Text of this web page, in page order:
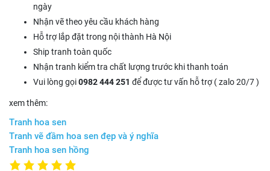
ngày
Nhận vẽ theo yêu cầu khách hàng
Hỗ trợ lắp đặt trong nội thành Hà Nội
Ship tranh toàn quốc
Nhận tranh kiểm tra chất lượng trước khi thanh toán
Vui lòng gọi0982 444 251 để được tư vấn hỗ trợ ( zalo 20/7 )
xem thêm:
Tranh hoa sen
Tranh vẽ đầm hoa sen đẹp và ý nghĩa
Tranh hoa sen hồng